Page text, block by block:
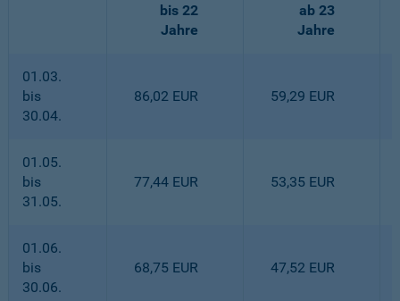
bis 22
Jahre
ab 23
Jahre
01.03.
bis
30.04.
86,02 EUR 59,29 EUR
01.05.
bis
31.05.
77,44 EUR 53,35 EUR
01.06.
bis
30.06.
68,75 EUR 47,52 EUR